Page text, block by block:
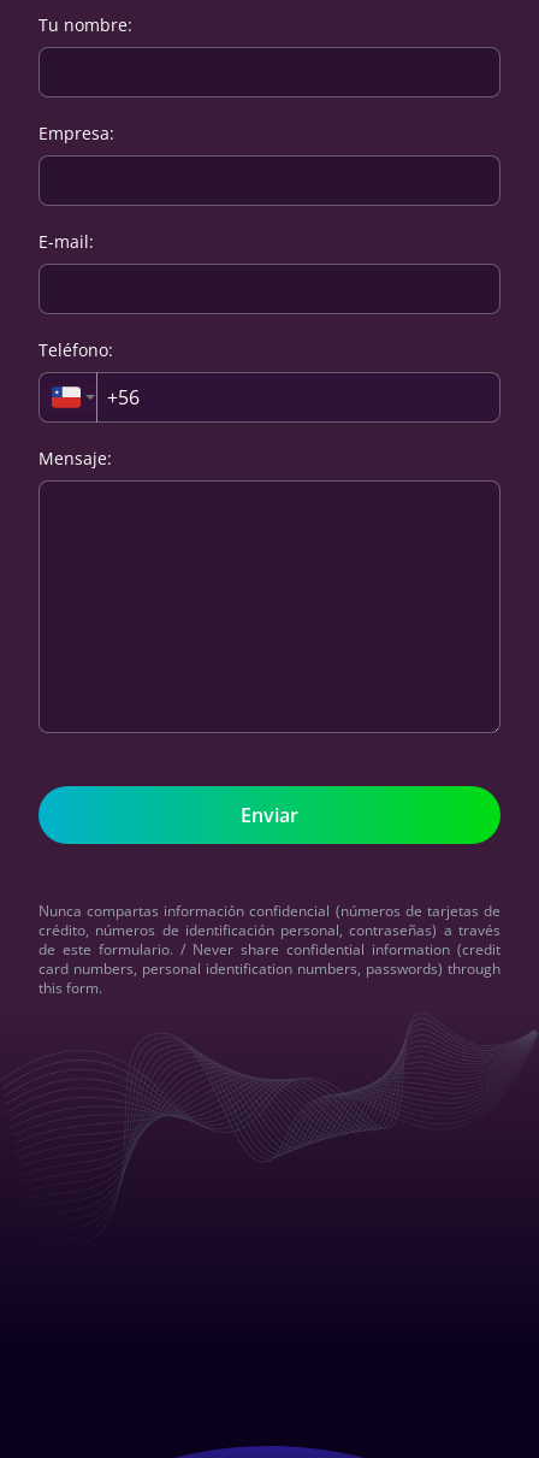
Tu nombre:
Empresa:
E-mail:
Teléfono:
Mensaje:
Nunca compartas información confidencial (números de tarjetas de
crédito, números de identificación personal, contraseñas) a través
de este formulario. / Never share confidential information (credit
card numbers, personal identification numbers, passwords) through
this form.